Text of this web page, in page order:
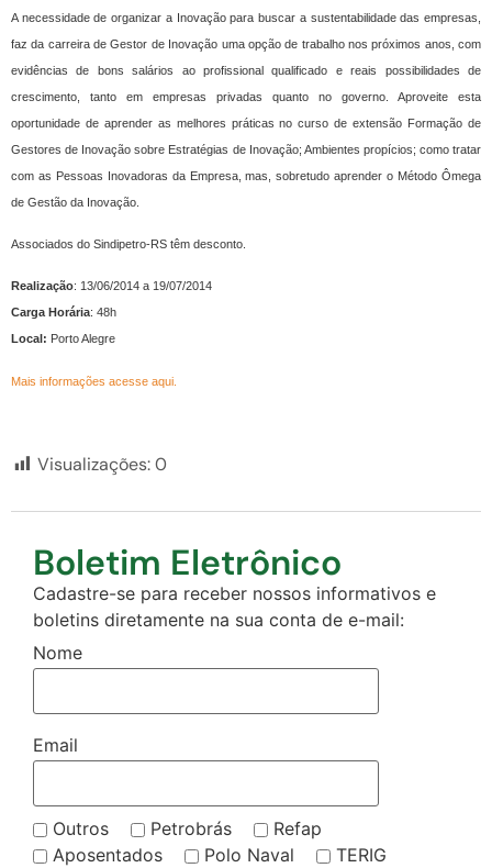
A necessidade de organizar a Inovação para buscar a sustentabilidade das empresas,
faz da carreira de Gestor de Inovação uma opção de trabalho nos próximos anos, com
evidências de bons salários ao profissional qualificado e reais possibilidades de
crescimento, tanto em empresas privadas quanto no governo. Aproveite esta
oportunidade de aprender as melhores práticas no curso de extensão Formação de
Gestores de Inovação sobre Estratégias de Inovação; Ambientes propícios; como tratar
com as Pessoas Inovadoras da Empresa, mas, sobretudo aprender o Método Ômega
de Gestão da Inovação.
Associados do Sindipetro-RS têm desconto.
Realização: 13/06/2014 a 19/07/2014
Carga Horária: 48h
Local: Porto Alegre
Mais informações acesse aqui.
Visualizações:0
Boletim Eletrônico
Cadastre-se para receber nossos informativos e
boletins diretamente na sua conta de e-mail:
Nome
Email
Outros Petrobrás
Refap
Aposentados
Polo Naval
TERIG